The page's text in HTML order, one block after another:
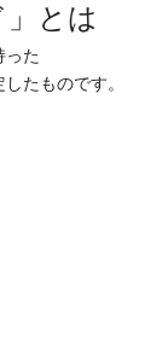
とは
った
たものです。